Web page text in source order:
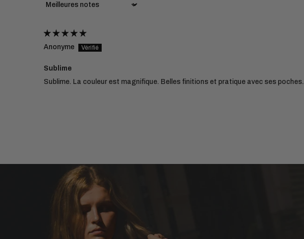
Sort by
Anonyme
Sublime
Sublime. La couleur est magnifique. Belles finitions et pratique avec ses poches.